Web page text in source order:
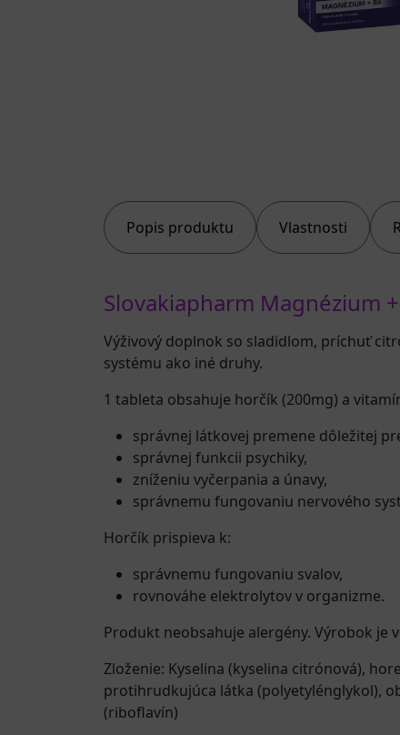
Popis produktu Vlastnosti
Slovakiapharm Magnézium
Výživový doplnok so sladidlom, príchuť
systému ako iné druhy.
1 tableta obsahuje horčík (200mg) a
správnej látkovej premene dôležitej
správnej funkcii psychiky,
zníženiu vyčerpania a únavy,
správnemu fungovaniu nervového
Horčík prispieva k:
správnemu fungovaniu svalov,
rovnováhe elektrolytov v organizme.
Produkt neobsahuje alergény. Výrobok je
Zloženie: Kyselina (kyselina citrónová),
protihrudkujúca látka (polyetylénglykol),
(riboflavín)